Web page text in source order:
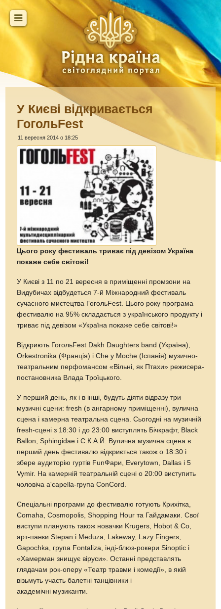
У Києві відкривається
ГогольFest
11 вересня 2014 о 18:25
Цього року фестиваль триває під девізом Україна
покаже себе світові!
У Києві з 11 по 21 вересня в приміщенні промзони на
Видубичах відбудеться 7-й Міжнародний фестиваль
сучасного мистецтва ГогольFest. Цього року програма
фестивалю на 95% складається з українського продукту і
триває під девізом «Україна покаже себе світові!»
Відкриють ГогольFest Dakh Daughters band (Україна),
Orkestronika (Франція) і Che y Moche (Іспанія) музично-
театральним перфомансом «Вільні, як Птахи» режисера-
постановника Влада Троїцького.
У перший день, як і в інші, будуть діяти відразу три
музичні сцени: fresh (в ангарному приміщенні), вулична
сцена і камерна театральна сцена. Сьогодні на музичній
fresh-сцені з 18:30 і до 23:00 виступлять Бічкрафт, Black
Ballon, Sphingidae і С.К.А.Й. Вулична музична сцена в
перший день фестивалю відкриється також о 18:30 і
збере аудиторію гуртів FunФари, Everytown, Dallas і 5
Vymir. На камерній театральній сцені о 20:00 виступить
чоловіча a'capella-група ConCord.
Спеціальні програми до фестивалю готують Крихітка,
Comaha, Cosmopolis, Shopping Hour та Гайдамаки. Свої
виступи планують також новачки Krugers, Hobot & Co,
арт-панки Stepan i Meduza, Lakeway, Lazy Fingers,
Gapochka, група Fontaliza, інді-блюз-рокери Sinoptic і
«Хамерман знищує віруси». Останні представлять
глядачам рок-оперу «Театр травми і комедії», в якій
візьмуть участь балетні танцівники і
академічні музиканти.